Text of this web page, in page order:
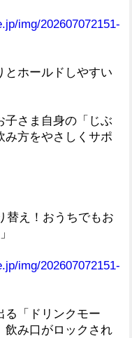
img/202607072151-
とホールドしやすい
子さま自身の「じぶ
み方をやさしくサポ
替え！おうちでもお
img/202607072151-
る「ドリンクモー
飲み口がロックされ